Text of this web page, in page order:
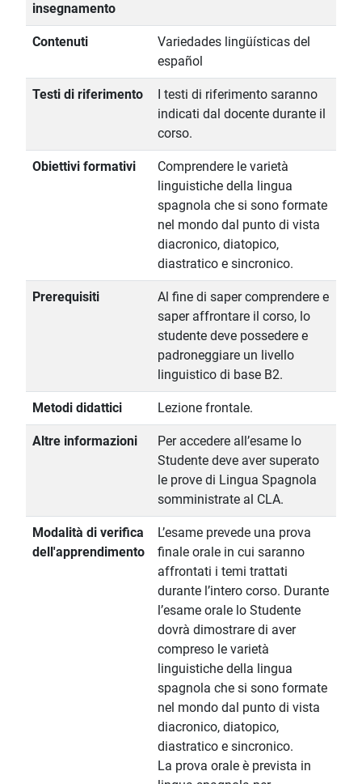
insegnamento
Contenuti
Variedades lingüísticas del
español
Testi di riferimento
I testi di riferimento saranno
indicati dal docente durante il
corso.
Obiettivi formativi
Comprendere le varietà
linguistiche della lingua
spagnola che si sono formate
nel mondo dal punto di vista
diacronico, diatopico,
diastratico e sincronico.
Prerequisiti
Al fine di saper comprendere e
saper affrontare il corso, lo
studente deve possedere e
padroneggiare un livello
linguistico di base B2.
Metodi didattici Lezione frontale.
Altre informazioni
Per accedere all’esame lo
Studente deve aver superato
le prove di Lingua Spagnola
somministrate al CLA.
Modalità di verifica
dell'apprendimento
L’esame prevede una prova
finale orale in cui saranno
affrontati i temi trattati
durante l’intero corso. Durante
l’esame orale lo Studente
dovrà dimostrare di aver
compreso le varietà
linguistiche della lingua
spagnola che si sono formate
nel mondo dal punto di vista
diacronico, diatopico,
diastratico e sincronico.
La prova orale è prevista in